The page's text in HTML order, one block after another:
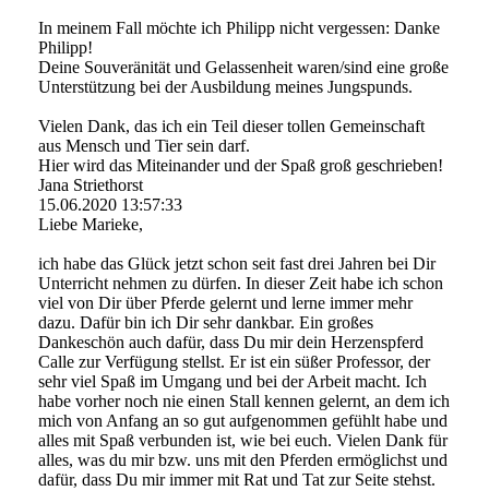
In meinem Fall möchte ich Philipp nicht vergessen: Danke
Philipp!
Deine Souveränität und Gelassenheit waren/sind eine große
Unterstützung bei der Ausbildung meines Jungspunds.
Vielen Dank, das ich ein Teil dieser tollen Gemeinschaft
aus Mensch und Tier sein darf.
Hier wird das Miteinander und der Spaß groß geschrieben!
Jana Striethorst
15.06.2020 13:57:33
Liebe Marieke,
ich habe das Glück jetzt schon seit fast drei Jahren bei Dir
Unterricht nehmen zu dürfen. In dieser Zeit habe ich schon
viel von Dir über Pferde gelernt und lerne immer mehr
dazu. Dafür bin ich Dir sehr dankbar. Ein großes
Dankeschön auch dafür, dass Du mir dein Herzenspferd
Calle zur Verfügung stellst. Er ist ein süßer Professor, der
sehr viel Spaß im Umgang und bei der Arbeit macht. Ich
habe vorher noch nie einen Stall kennen gelernt, an dem ich
mich von Anfang an so gut aufgenommen gefühlt habe und
alles mit Spaß verbunden ist, wie bei euch. Vielen Dank für
alles, was du mir bzw. uns mit den Pferden ermöglichst und
dafür, dass Du mir immer mit Rat und Tat zur Seite stehst.